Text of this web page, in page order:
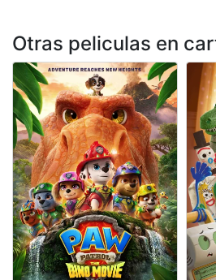
Otras peliculas en